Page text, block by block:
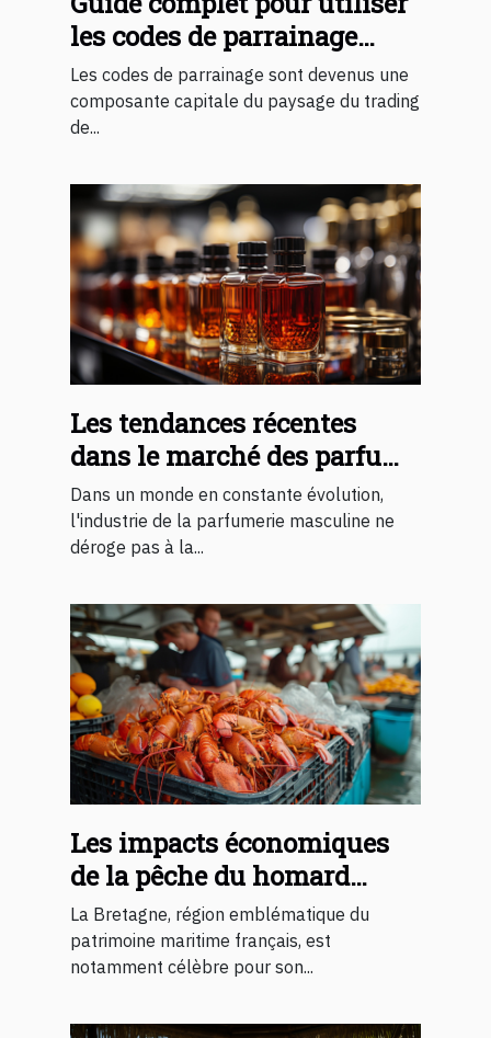
les codes de parrainage
dans le trading de
cryptomonnaies
Les codes de parrainage sont devenus une
composante capitale du paysage du trading
de...
Les tendances récentes
dans le marché des parfums
pour hommes et leur impact
économique
Dans un monde en constante évolution,
l'industrie de la parfumerie masculine ne
déroge pas à la...
Les impacts économiques
de la pêche du homard
breton sur les
communautés locales
La Bretagne, région emblématique du
patrimoine maritime français, est
notamment célèbre pour son...